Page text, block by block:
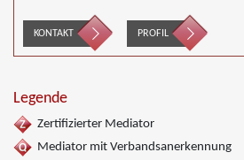
KONTAKT PROFIL
Legende
Zertifizierter Mediator
Mediator mit Verbandsanerkennung